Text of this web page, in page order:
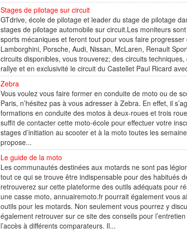
Stages de pilotage sur circuit
GTdrive, école de pilotage et leader du stage de pilotage
stages de pilotage automobile sur circuit.Les moniteurs
sports mécaniques et feront tout pour vous faire
Lamborghini, Porsche, Audi, Nissan, McLaren, Renault
circuits disponibles, vous trouverez; des circuits
rallye et en exclusivité le circuit du Castellet Paul Ricard
Zebra
Vous voulez vous faire former en conduite de moto ou de
Paris, n’hésitez pas à vous adresser à Zebra. En effet, il
formations en conduite des motos à deux-roues et trois
suffit de contacter cette moto-école pour effectuer votre
stages d’initiation au scooter et à la moto toutes les
propose...
Le guide de la moto
Les communautés destinées aux motards ne sont pas
tout ce qui se trouve être indispensable pour des habitués
retrouverez sur cette plateforme des outils adéquats pour
une casse moto, annuairemoto.fr pourrait également vous
outils pour les motards. Non seulement vous pourrez y
également retrouver sur ce site des conseils pour
l’accès à différents comparateurs. Il...